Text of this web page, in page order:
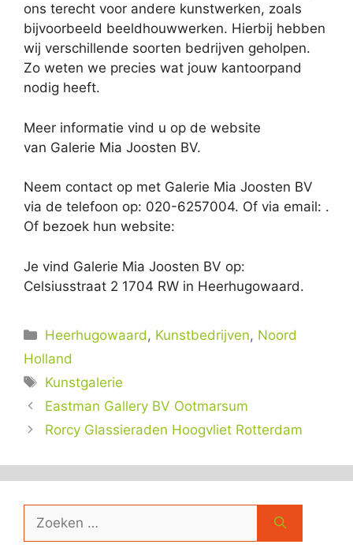
ons terecht voor andere kunstwerken, zoals
bijvoorbeeld beeldhouwwerken. Hierbij hebben
wij verschillende soorten bedrijven geholpen.
Zo weten we precies wat jouw kantoorpand
nodig heeft.
Meer informatie vind u op de website
van Galerie Mia Joosten BV.
Neem contact op met Galerie Mia Joosten BV
via de telefoon op: 020-6257004. Of via email: .
Of bezoek hun website:
Je vind Galerie Mia Joosten BV op:
Celsiusstraat 2 1704 RW in Heerhugowaard.
Categorieën
Heerhugowaard , Kunstbedrijven, Noord
Holland
Tags
Kunstgalerie
Eastman Gallery BV Ootmarsum
Rorcy Glassieraden Hoogvliet Rotterdam
naar: